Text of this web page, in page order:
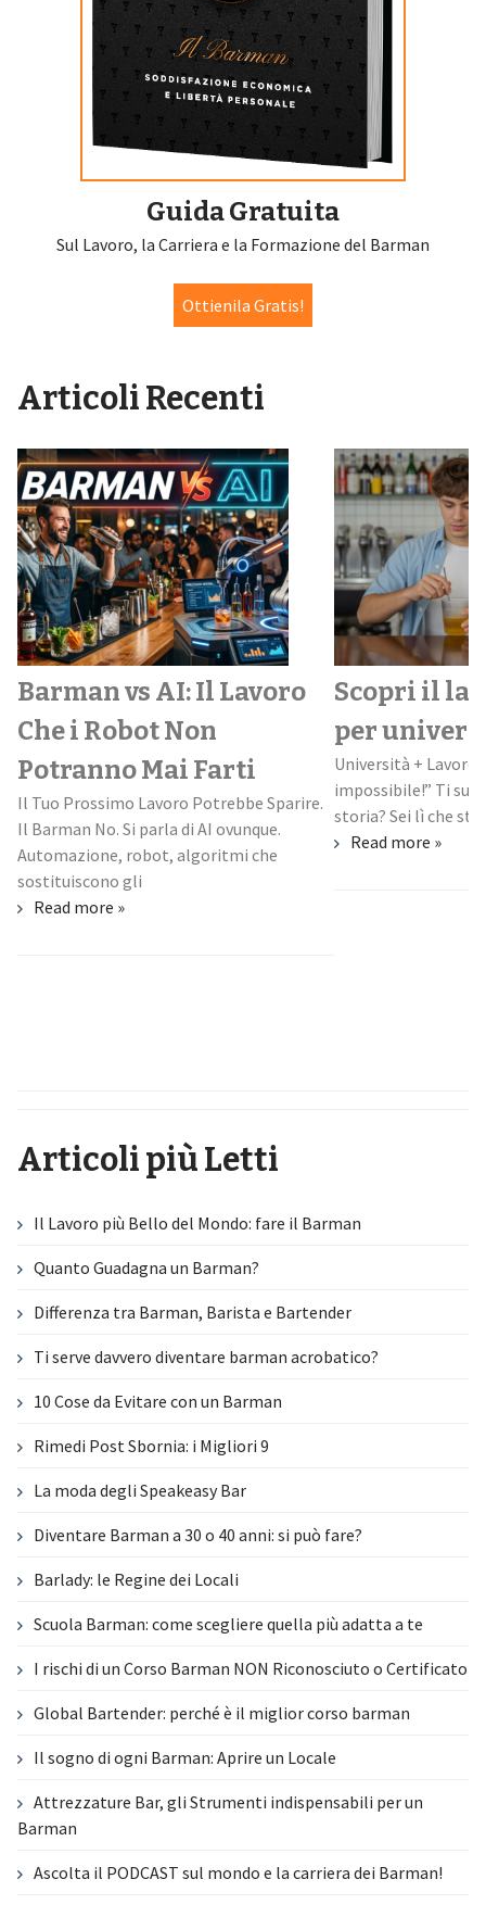
Guida Gratuita
Sul Lavoro, la Carriera e la Formazione del Barman
Ottienila Gratis!
Articoli Recenti
Barman vs AI: Il Lavoro
Che i Robot Non
Potranno Mai Farti
Il Tuo Prossimo Lavoro Potrebbe Sparire.
Il Barman No. Si parla di AI ovunque.
Automazione, robot, algoritmi che
sostituiscono gli
Read more »
Scopri il
per
Università +
impossibile!” Ti
storia? Sei lì che
Read more »
Articoli più Letti
Il Lavoro più Bello del Mondo: fare il Barman
Quanto Guadagna un Barman?
Differenza tra Barman, Barista e Bartender
Ti serve davvero diventare barman acrobatico?
10 Cose da Evitare con un Barman
Rimedi Post Sbornia: i Migliori 9
La moda degli Speakeasy Bar
Diventare Barman a 30 o 40 anni: si può fare?
Barlady: le Regine dei Locali
Scuola Barman: come scegliere quella più adatta a te
I rischi di un Corso Barman NON Riconosciuto o Certificato
Global Bartender: perché è il miglior corso barman
Il sogno di ogni Barman: Aprire un Locale
Attrezzature Bar, gli Strumenti indispensabili per un
Barman
Ascolta il PODCAST sul mondo e la carriera dei Barman!